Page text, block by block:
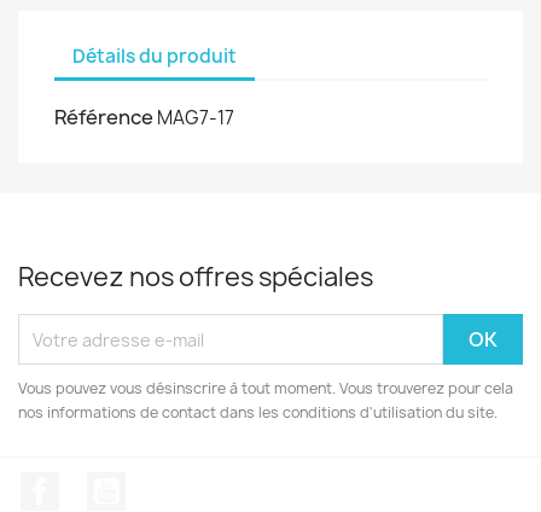
Détails du produit
Référence MAG7-17
Recevez nos offres spéciales
Vous pouvez vous désinscrire à tout moment. Vous trouverez pour cela
nos informations de contact dans les conditions d'utilisation du site.